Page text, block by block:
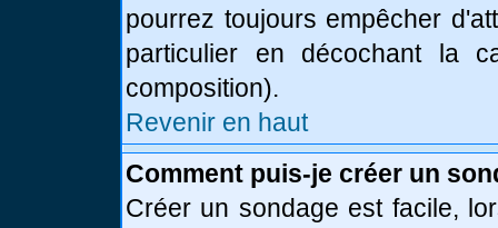
pourrez toujours empêcher
particulier en décochant la
composition).
Revenir en haut
Comment puis-je créer un
Créer un sondage est facile,